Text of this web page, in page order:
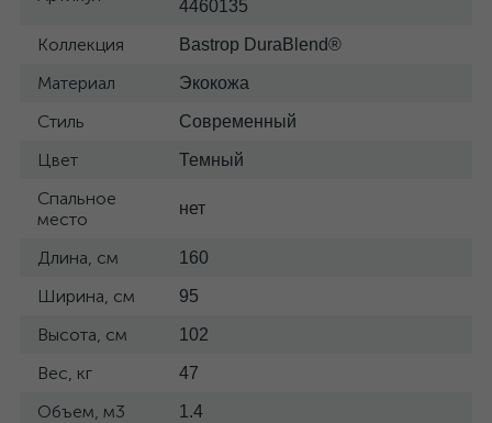
4460135
Коллекция Bastrop DuraBlend®
Материал Экокожа
Стиль Современный
Цвет Темный
Спальное
место
нет
Длина, см 160
Ширина, см 95
Высота, см 102
Вес, кг 47
Объем, м3 1.4